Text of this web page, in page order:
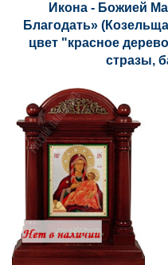
Икона - Божией
Благодать»
цвет "красное
стразы,